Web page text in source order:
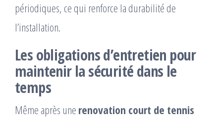
périodiques, ce qui renforce la durabilité de
l’installation.
Les obligations d’entretien pour
maintenir la sécurité dans le
temps
Même après une renovation court de tennis